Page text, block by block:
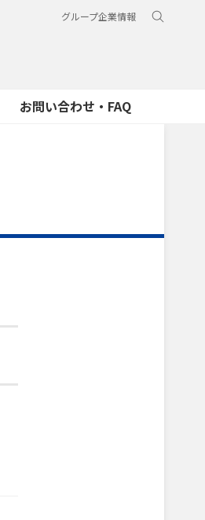
グループ企業情報
お問い合わせ・FAQ